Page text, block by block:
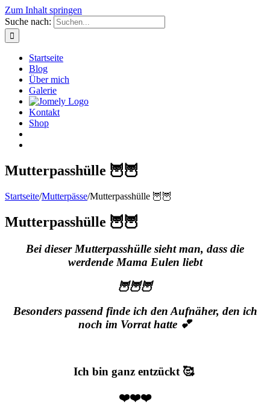
Zum Inhalt springen
Suche nach:
Startseite
Blog
Über mich
Galerie
Kontakt
Shop
Mutterpasshülle 🦉🦉
Startseite/Mutterpässe/Mutterpasshülle 🦉🦉
Mutterpasshülle 🦉🦉
Bei dieser Mutterpasshülle sieht man, dass die
werdende Mama Eulen liebt
🦉🦉🦉
Besonders passend finde ich den Aufnäher, den ich
noch im Vorrat hatte 💕
Ich bin ganz entzückt 🥰
❤️❤️❤️